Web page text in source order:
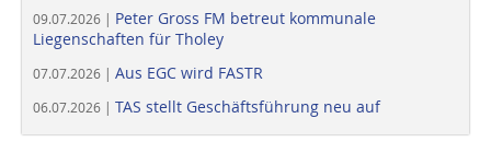
09.07.2026 | Peter Gross FM betreut kommunale
Liegenschaften für Tholey
07.07.2026 | Aus EGC wird FASTR
06.07.2026 | TAS stellt Geschäftsführung neu auf